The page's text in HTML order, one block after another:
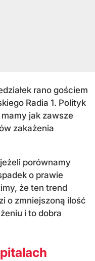
rano gościem
Radia 1. Polityk
mamy jak zawsze
zakażenia
porównamy
o prawie
że ten trend
o zmniejszoną ilość
i to dobra